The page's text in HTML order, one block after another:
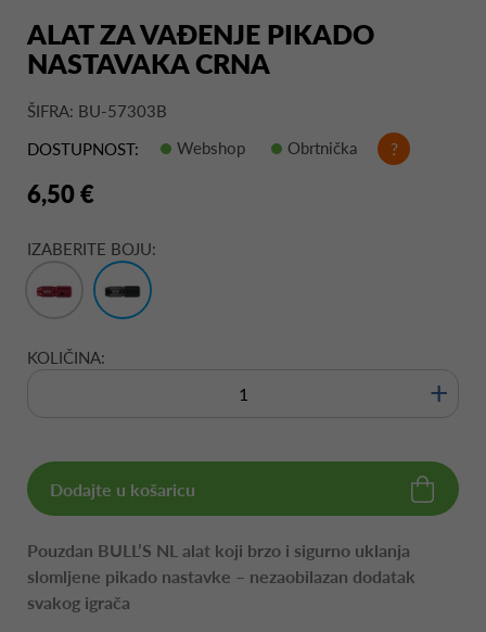
ALAT ZA VAĐENJE PIKADO
NASTAVAKA CRNA
ŠIFRA: BU-57303B
DOSTUPNOST:
Webshop Obrtnička ?
6,50 €
IZABERITE BOJU:
KOLIČINA:
+
Dodajte u košaricu
Pouzdan BULL’S NL alat koji brzo i sigurno uklanja
slomljene pikado nastavke – nezaobilazan dodatak
svakog igrača